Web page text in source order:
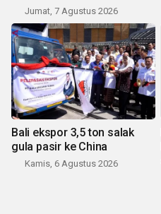
Jumat, 7 Agustus 2026
Bali ekspor 3,5 ton salak
gula pasir ke China
Kamis, 6 Agustus 2026